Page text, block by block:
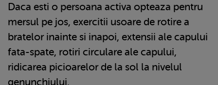
Daca esti o persoana activa opteaza pentru
mersul pe jos, exercitii usoare de rotire a
bratelor inainte si inapoi, extensii ale capului
fata-spate, rotiri circulare ale capului,
ridicarea picioarelor de la sol la nivelul
genunchiului.